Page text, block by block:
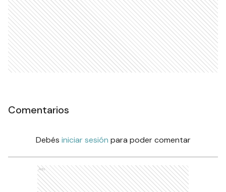
Comentarios
Debés iniciar sesión para poder comentar
Ads